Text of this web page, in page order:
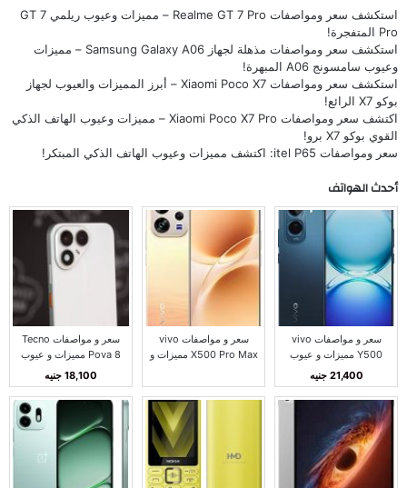
استكشف سعر ومواصفات Realme GT 7 Pro – مميزات وعيوب ريلمي GT 7
Pro المتفجرة!
استكشف سعر ومواصفات مذهلة لجهاز Samsung Galaxy A06 – مميزات
وعيوب سامسونج A06 المبهرة!
استكشف سعر ومواصفات Xiaomi Poco X7 – أبرز المميزات والعيوب لجهاز
بوكو X7 الرائع!
اكتشف سعر ومواصفات Xiaomi Poco X7 Pro – مميزات وعيوب الهاتف الذكي
القوي بوكو X7 برو!
سعر ومواصفات itel P65: اكتشف مميزات وعيوب الهاتف الذكي المبتكر!
أحدث الهواتف
سعر و مواصفات vivo
Y500 مميزات و عيوب
فيفو Y500
21,400 جنيه
سعر و مواصفات vivo
X500 Pro Max مميزات و
ماكس
سعر و مواصفات Tecno
Pova 8 مميزات و عيوب
تكنو بوفا 8
18,100 جنيه